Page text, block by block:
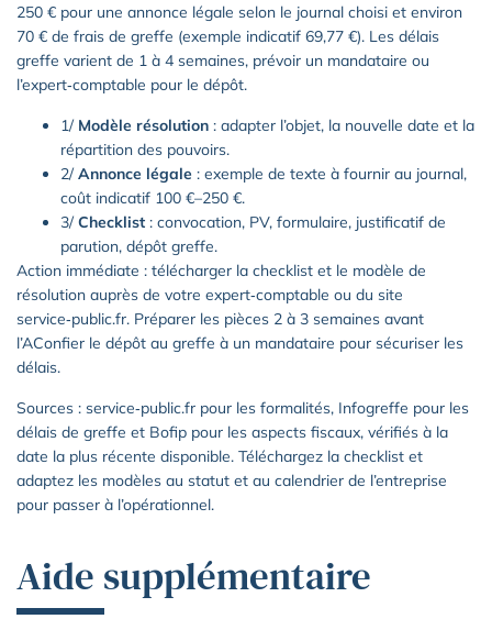
250 € pour une annonce légale selon le journal choisi et environ
70 € de frais de greffe (exemple indicatif 69,77 €). Les délais
greffe varient de 1 à 4 semaines, prévoir un mandataire ou
l’expert‑comptable pour le dépôt.
1/ Modèle résolution : adapter l’objet, la nouvelle date et la
répartition des pouvoirs.
2/Annonce légale : exemple de texte à fournir au journal,
coût indicatif 100 €–250 €.
3/Checklist : convocation, PV, formulaire, justificatif de
parution, dépôt greffe.
Action immédiate : télécharger la checklist et le modèle de
résolution auprès de votre expert‑comptable ou du site
service‑public.fr. Préparer les pièces 2 à 3 semaines avant
l’AConfier le dépôt au greffe à un mandataire pour sécuriser les
délais.
Sources : service‑public.fr pour les formalités, Infogreffe pour les
délais de greffe et Bofip pour les aspects fiscaux, vérifiés à la
date la plus récente disponible. Téléchargez la checklist et
adaptez les modèles au statut et au calendrier de l’entreprise
pour passer à l’opérationnel.
Aide supplémentaire